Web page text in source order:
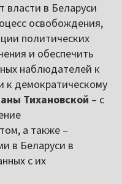
в Беларуси
освобождения,
политических
и обеспечить
наблюдателей к
демократическому
Тихановской – с
а также –
в Беларуси в
с их